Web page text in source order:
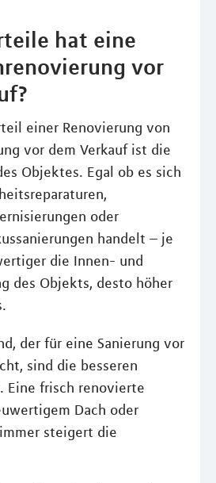
hat eine
vor
einer Renovierung von
vor dem Verkauf ist die
Objektes. Egal ob es sich
oder
handelt – je
die Innen- und
des Objekts, desto höher
der für eine Sanierung vor
sind die besseren
Eine frisch renovierte
Dach oder
steigert die